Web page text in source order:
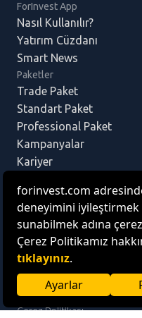
ForInvest App
Nasıl Kullanılır?
Yatırım Cüzdanı
Smart News
Paketler
Trade Paket
Standart Paket
Professional Paket
Kampanyalar
Kariyer
Business
ForInvest App’i indirmek için;
© ForInvest Yazılım ve
KVKK
Yasal Uyarı
Bilgi Toplumu Hizmetleri
Çerez Politikası